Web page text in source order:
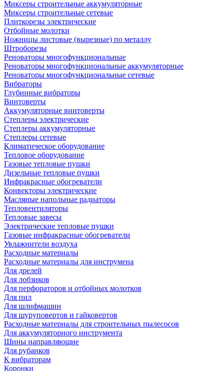
Миксеры строительные аккумуляторные
Миксеры строительные сетевые
Плиткорезы электрические
Отбойные молотки
Ножницы листовые (вырезные) по металлу
Штроборезы
Реноваторы многофункциональные
Реноваторы многофункциональные аккумуляторные
Реноваторы многофункциональные сетевые
Вибраторы
Глубинные вибраторы
Винтоверты
Аккумуляторные винтоверты
Степлеры электрические
Степлеры аккумуляторные
Степлеры сетевые
Климатическое оборудование
Тепловое оборудование
Газовые тепловые пушки
Дизельные тепловые пушки
Инфракрасные обогреватели
Конвекторы электрические
Масляные напольные радиаторы
Тепловентиляторы
Тепловые завесы
Электрические тепловые пушки
Газовые инфракрасные обогреватели
Увлажнители воздуха
Расходные материалы
Расходные материалы для инструмена
Для дрелей
Для лобзиков
Для перфораторов и отбойных молотков
Для пил
Для шлифмашин
Для шуруповертов и гайковертов
Расходные материалы для строительных пылесосов
Для аккумуляторного инструмента
Шины направляющие
Для рубанков
К вибраторам
Коронки